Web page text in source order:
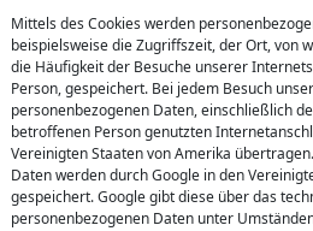
Mittels des Cookies werden
beispielsweise die Zugriffszeit, der Ort, von
die Häufigkeit der Besuche unserer
Person, gespeichert. Bei jedem Besuch
personenbezogenen Daten, einschließlich
betroffenen Person genutzten
Vereinigten Staaten von Amerika
Daten werden durch Google in den
gespeichert. Google gibt diese über das
personenbezogenen Daten unter